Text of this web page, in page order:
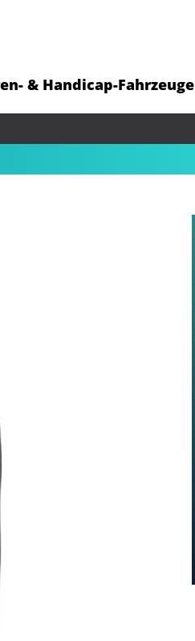
& Handicap-Fahrzeuge